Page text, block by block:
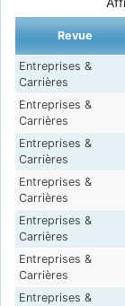
Revue
Entreprises &
Carrières
Entreprises &
Carrières
Entreprises &
Carrières
Entreprises &
Carrières
Entreprises &
Carrières
Entreprises &
Carrières
Entreprises &